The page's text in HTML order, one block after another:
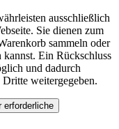
ausschließlich
Sie dienen zum
sammeln oder
Ein Rückschluss
und dadurch
weitergegeben.
erforderliche